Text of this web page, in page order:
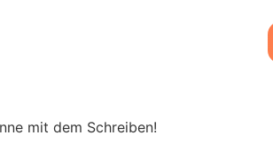
mit dem Schreiben!